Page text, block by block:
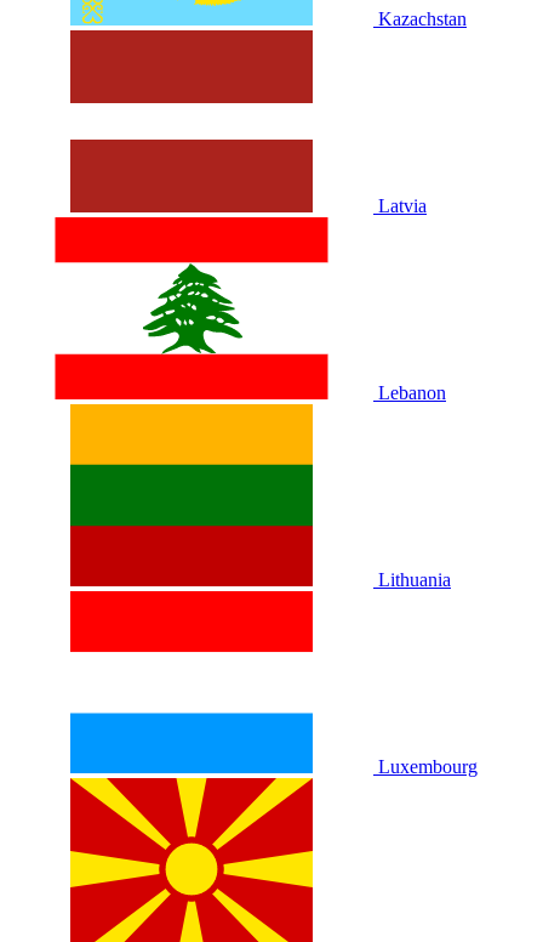
Kazachstan
Latvia
Lebanon
Lithuania
Luxembourg